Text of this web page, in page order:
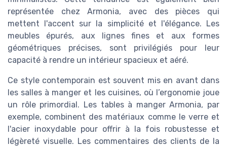
représentée chez Armonia, avec des pièces qui
mettent l'accent sur la simplicité et l'élégance. Les
meubles épurés, aux lignes fines et aux formes
géométriques précises, sont privilégiés pour leur
capacité à rendre un intérieur spacieux et aéré.
Ce style contemporain est souvent mis en avant dans
les salles à manger et les cuisines, où l’ergonomie joue
un rôle primordial. Les tables à manger Armonia, par
exemple, combinent des matériaux comme le verre et
l'acier inoxydable pour offrir à la fois robustesse et
légèreté visuelle. Les commentaires des clients de la